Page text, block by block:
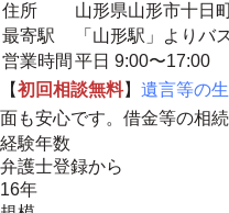
住所
山形県山形市十日
最寄駅
「山形駅」より
営業時間 平日 9:00〜17:00
【初回相談無料】 遺言等の
面も安心です。借金等の相
経験年数
弁護士登録から
16年